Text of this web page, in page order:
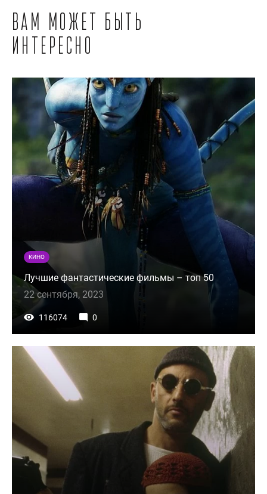
Вам может быть
интересно
КИНО
Лучшие фантастические фильмы – топ 50
22 сентября, 2023
116074 0